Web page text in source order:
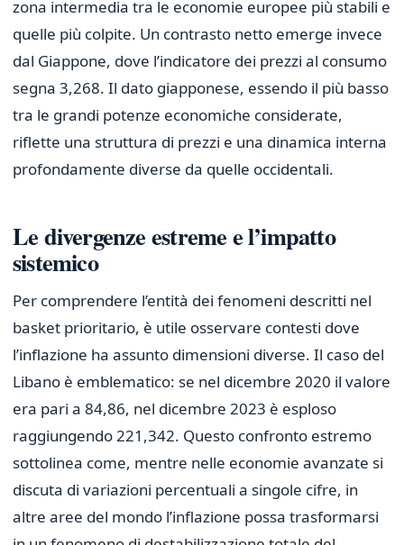
zona intermedia tra le economie europee più stabili e
quelle più colpite. Un contrasto netto emerge invece
dal Giappone, dove l’indicatore dei prezzi al consumo
segna 3,268. Il dato giapponese, essendo il più basso
tra le grandi potenze economiche considerate,
riflette una struttura di prezzi e una dinamica interna
profondamente diverse da quelle occidentali.
Le divergenze estreme e l’impatto
sistemico
Per comprendere l’entità dei fenomeni descritti nel
basket prioritario, è utile osservare contesti dove
l’inflazione ha assunto dimensioni diverse. Il caso del
Libano è emblematico: se nel dicembre 2020 il valore
era pari a 84,86, nel dicembre 2023 è esploso
raggiungendo 221,342. Questo confronto estremo
sottolinea come, mentre nelle economie avanzate si
discuta di variazioni percentuali a singole cifre, in
altre aree del mondo l’inflazione possa trasformarsi